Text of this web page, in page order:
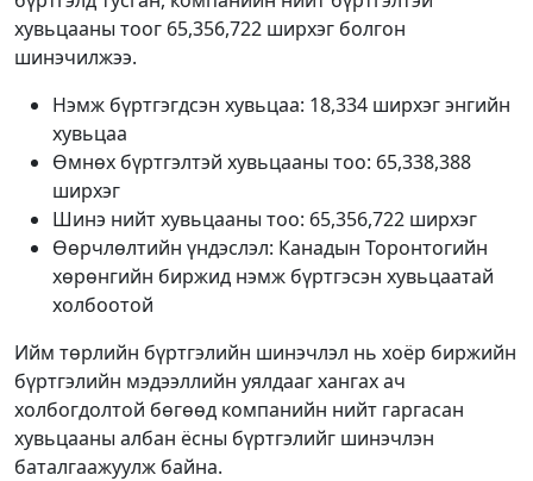
хувьцааны тоог 65,356,722 ширхэг болгон
шинэчилжээ.
Нэмж бүртгэгдсэн хувьцаа: 18,334 ширхэг энгийн
хувьцаа
Өмнөх бүртгэлтэй хувьцааны тоо: 65,338,388
ширхэг
Шинэ нийт хувьцааны тоо: 65,356,722 ширхэг
Өөрчлөлтийн үндэслэл: Канадын Торонтогийн
хөрөнгийн биржид нэмж бүртгэсэн хувьцаатай
холбоотой
Ийм төрлийн бүртгэлийн шинэчлэл нь хоёр биржийн
бүртгэлийн мэдээллийн уялдааг хангах ач
холбогдолтой бөгөөд компанийн нийт гаргасан
хувьцааны албан ёсны бүртгэлийг шинэчлэн
баталгаажуулж байна.